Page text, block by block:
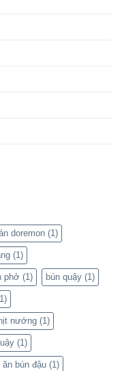
doremon (1)
(1)
phở (1) bún quậy (1)
nướng (1)
(1)
bún đậu (1)